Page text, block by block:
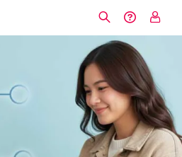
Kontakt